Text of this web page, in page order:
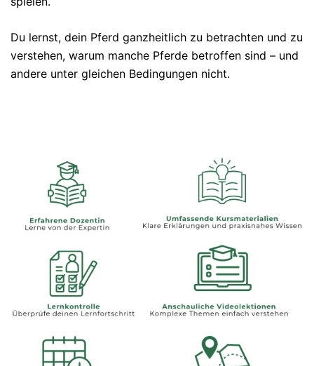
Du lernst, dein Pferd ganzheitlich zu betrachten und zu
verstehen, warum manche Pferde betroffen sind – und
andere unter gleichen Bedingungen nicht.